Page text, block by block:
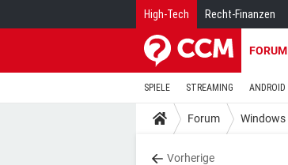
High-Tech Recht-Finanzen
FORUM
SPIELE STREAMING ANDROID
Forum Windows
Vorherige